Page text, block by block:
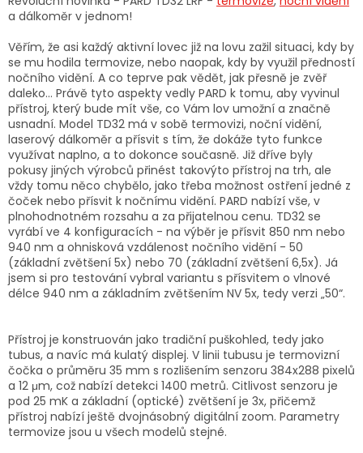
a dálkoměr v jednom!
Věřím, že asi každý aktivní lovec již na lovu zažil situaci, kdy by
se mu hodila termovize, nebo naopak, kdy by využil předností
nočního vidění. A co teprve pak vědět, jak přesně je zvěř
daleko… Právě tyto aspekty vedly PARD k tomu, aby vyvinul
přístroj, který bude mít vše, co Vám lov umožní a značně
usnadní. Model TD32 má v sobě termovizi, noční vidění,
laserový dálkoměr a přísvit s tím, že dokáže tyto funkce
využívat naplno, a to dokonce současně. Již dříve byly
pokusy jiných výrobců přinést takovýto přístroj na trh, ale
vždy tomu něco chybělo, jako třeba možnost ostření jedné z
čoček nebo přísvit k nočnímu vidění. PARD nabízí vše, v
plnohodnotném rozsahu a za přijatelnou cenu. TD32 se
vyrábí ve 4 konfiguracích - na výběr je přísvit 850 nm nebo
940 nm a ohnisková vzdálenost nočního vidění - 50
(základní zvětšení 5x) nebo 70 (základní zvětšení 6,5x). Já
jsem si pro testování vybral variantu s přísvitem o vlnové
délce 940 nm a základním zvětšením NV 5x, tedy verzi „50“.
Přístroj je konstruován jako tradiční puškohled, tedy jako
tubus, a navíc má kulatý displej. V linii tubusu je termovizní
čočka o průměru 35 mm s rozlišením senzoru 384x288 pixelů
a 12 μm, což nabízí detekci 1400 metrů. Citlivost senzoru je
pod 25 mK a základní (optické) zvětšení je 3x, přičemž
přístroj nabízí ještě dvojnásobný digitální zoom. Parametry
termovize jsou u všech modelů stejné.